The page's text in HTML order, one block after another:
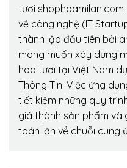
tươi
về công nghệ (IT
thành lập đầu tiên bởi
mong muốn xây dựng
hoa tươi tại Việt Nam
Thông Tin. Việc ứng
tiết kiệm những quy
giá thành sản phẩm và
toán lớn về chuỗi cung